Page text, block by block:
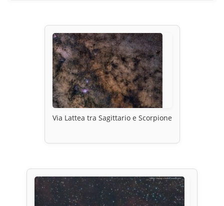
Via Lattea tra Sagittario e Scorpione